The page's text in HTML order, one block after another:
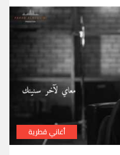
أغاني قطرية